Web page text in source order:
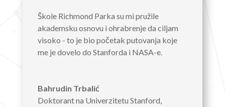
Škole Richmond Parka su mi pružile
akademsku osnovu i ohrabrenje da ciljam
visoko - to je bio početak putovanja koje
me je dovelo do Stanforda i NASA-e.
Bahrudin Trbalić
Doktorant na Univerzitetu Stanford,